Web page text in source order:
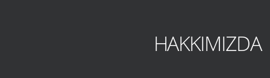
HAKKIMIZDA